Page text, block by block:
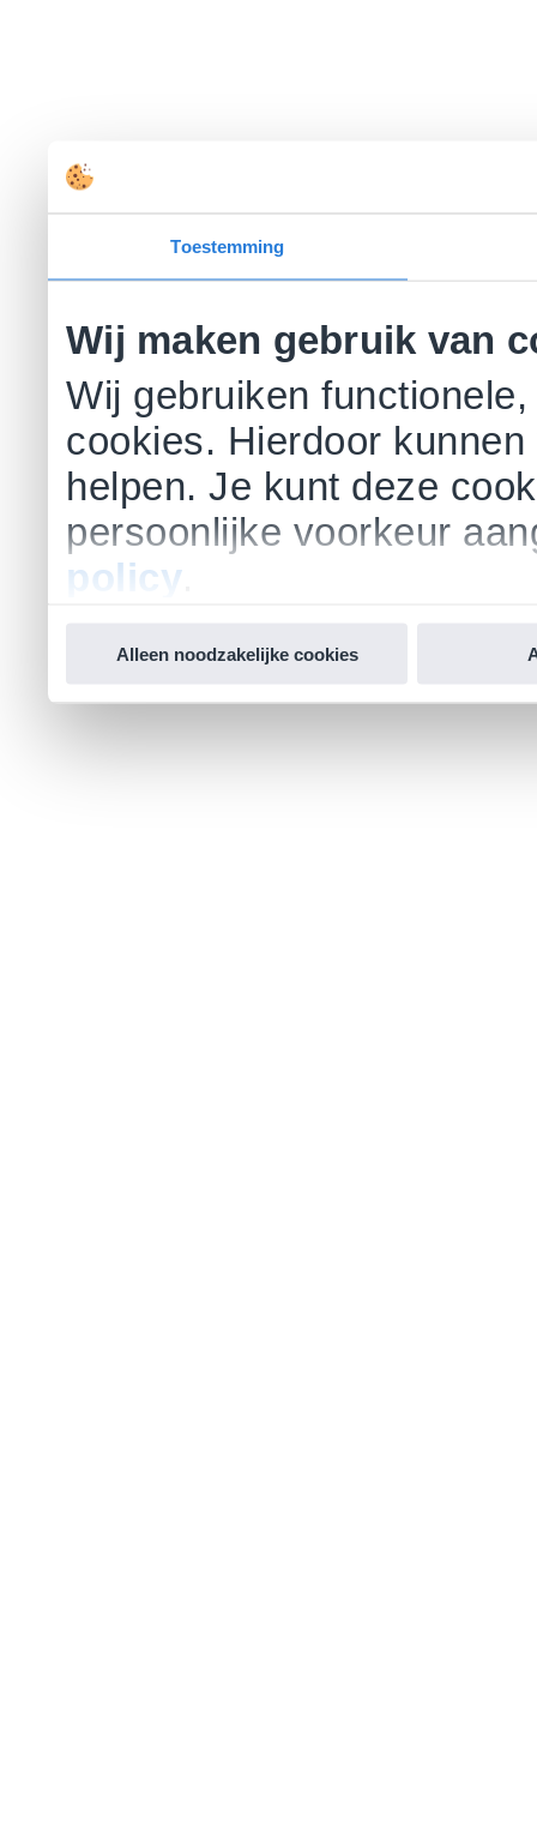
Toestemming
Wij maken gebruik van
Wij gebruiken
cookies. Hierdoor
helpen. Je kunt deze
persoonlijke voorkeur
policy
Alleen noodzakelijke cookies